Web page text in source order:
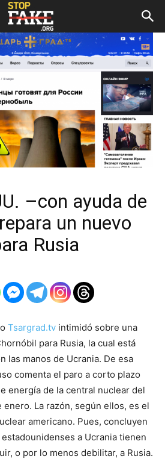
–con ayuda de
un nuevo
Rusia
Tsargrad.tv intimidó sobre una
para Rusia, la cual está
las manos de Ucrania. De esa
comenta el paro a corto plazo
energía de la central nuclear del
La razón, según ellos, es el
americano. Pues, concluyen
a Ucrania tienen
o por lo menos debilitar, a Rusia.